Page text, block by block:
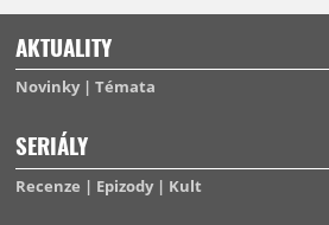
AKTUALITY
Novinky Témata
SERIÁLY
Recenze Epizody Kult